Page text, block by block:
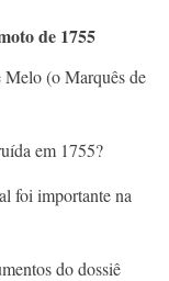
de 1755
Melo (o Marquês de
em 1755?
foi importante na
do dossiê